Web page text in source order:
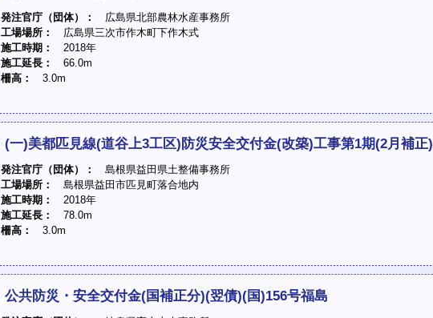
発注官庁（団体）：
広島県北部農林水産事務所
工場場所：
広島県三次市作木町下作木式
施工時期：
2018年
施工延長：
66.0m
柵高：
3.0m
(一)美都匹見線(道谷上3工区)防災安全交付金(改築)工事第1期(2月補正)
発注官庁（団体）：
島根県益田県土整備事務所
工場場所：
島根県益田市匹見町落合地内
施工時期：
2018年
施工延長：
78.0m
柵高：
3.0m
公共防災・安全交付金(国補正分)(翌債)(国)156号福島